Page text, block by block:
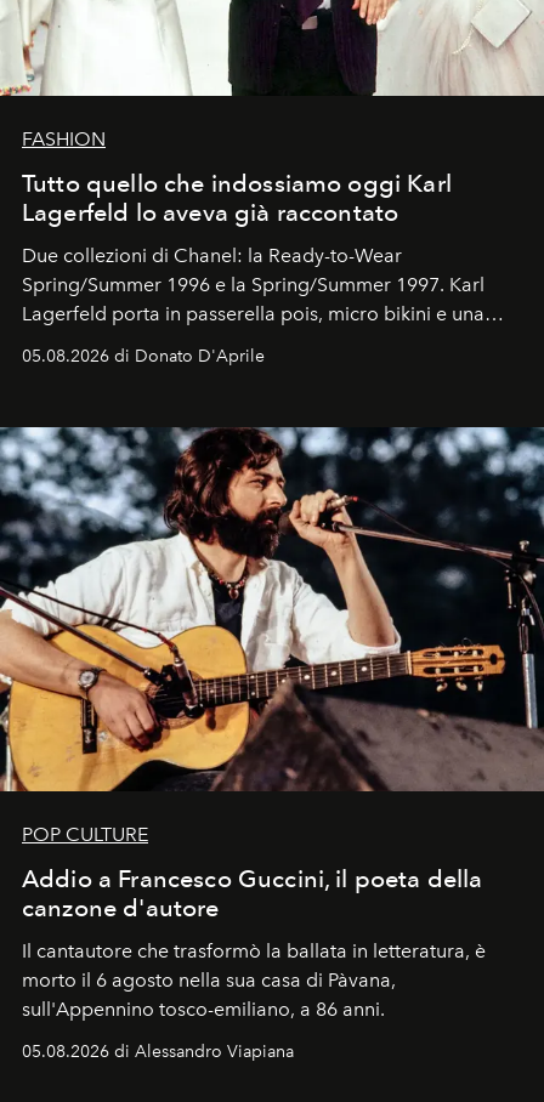
FASHION
Tutto quello che indossiamo oggi Karl
Lagerfeld lo aveva già raccontato
Due collezioni di Chanel: la Ready-to-Wear
Spring/Summer 1996 e la Spring/Summer 1997. Karl
Lagerfeld porta in passerella pois, micro bikini e una
Kate, Claudia e Carla una dietro l'altra. Trent'anni dopo,
uno dei documenti più contemporanei che abbiamo.
05.08.2026 di Donato D'Aprile
POP CULTURE
Addio a Francesco Guccini, il poeta della
canzone d'autore
Il cantautore che trasformò la ballata in letteratura, è
morto il 6 agosto nella sua casa di Pàvana,
sull'Appennino tosco-emiliano, a 86 anni.
05.08.2026 di Alessandro Viapiana